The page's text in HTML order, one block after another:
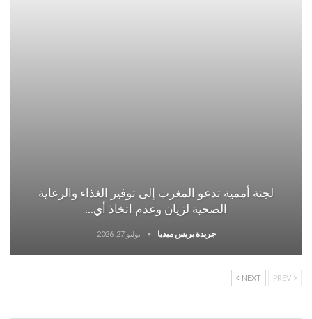
لجنة أممية تدعو المغرب إلى توفير الغذاء والرعاية
الصحية لزيان وعدم اتخاذ أي…
جريدة بريس ميديا يوليو 27, 2026
NEXT